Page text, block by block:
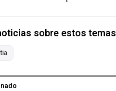
sobre estos temas